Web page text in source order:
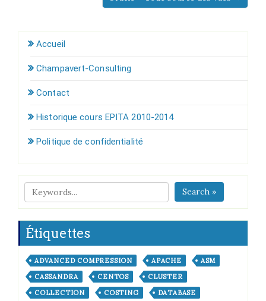
Accueil
Champavert-Consulting
Contact
Historique cours EPITA 2010-2014
Politique de confidentialité
Search »
Étiquettes
ADVANCED COMPRESSION APACHE
ASM
CASSANDRA
CENTOS
CLUSTER
COLLECTION
COSTING
DATABASE